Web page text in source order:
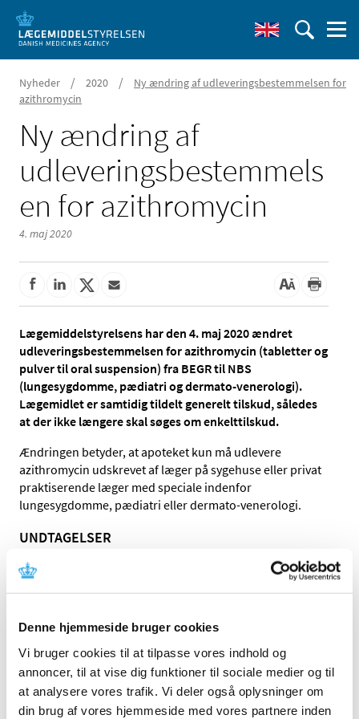
Denne hjemmeside bruger cookies
Vi bruger cookies til at tilpasse vores indhold og
annoncer, til at vise dig funktioner til sociale medier og til
at analysere vores trafik. Vi deler også oplysninger om
din brug af vores hjemmeside med vores partnere inden
Nyheder / 2020 /
Ny ændring af udleveringsbestemmelsen for
azithromycin
Ny ændring af
udleveringsbestemmels
en for azithromycin
4. maj 2020
Lægemiddelstyrelsens har den 4. maj 2020 ændret
udleveringsbestemmelsen for azithromycin (tabletter og
pulver til oral suspension) fra BEGR til NBS
(lungesygdomme, pædiatri og dermato-venerologi).
Lægemidlet er samtidig tildelt generelt tilskud, således
at der ikke længere skal søges om enkelttilskud.
Ændringen betyder, at apoteket kun må udlevere
azithromycin udskrevet af læger på sygehuse eller privat
praktiserende læger med speciale indenfor
lungesygdomme, pædiatri eller dermato-venerologi.
UNDTAGELSER
Gravide med klamydia – recepter kan fortsat ekspederes
azithromycin (tabletter samt pulver til oral suspension) til
NY RECEPT
Klamydia (ikke-gravide) – henvis til lægen